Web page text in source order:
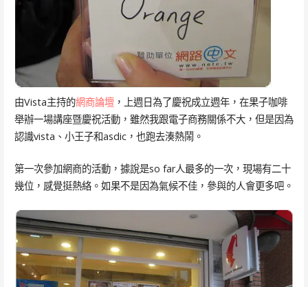
由Vista主持的網商論壇，上週日為了慶祝成立週年，在果子咖啡
舉辦一場講座暨慶祝活動，雖然我跟電子商務關係不大，但是因為
認識vista、小王子和asdic，也跑去湊熱鬧。
第一次參加網商的活動，據說是so far人最多的一次，現場有二十
幾位，感覺挺熱絡。如果不是因為氣候不佳，參與的人會更多吧。